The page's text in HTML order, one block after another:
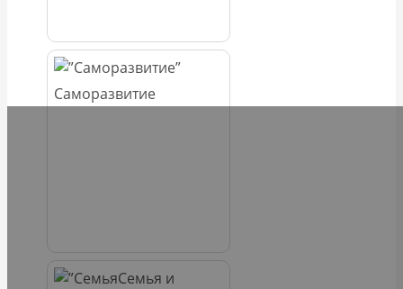
Саморазвитие
Семья и